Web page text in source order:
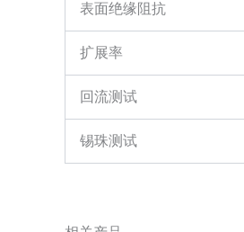
表面绝缘阻抗
扩展率
回流测试
锡珠测试